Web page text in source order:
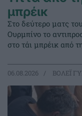
μπρέικ
Στο δεύτερο ματς
Ουρμπίνο το
στο τάι μπρέικ από
06.08.2026 ΒΟΛΕΪ